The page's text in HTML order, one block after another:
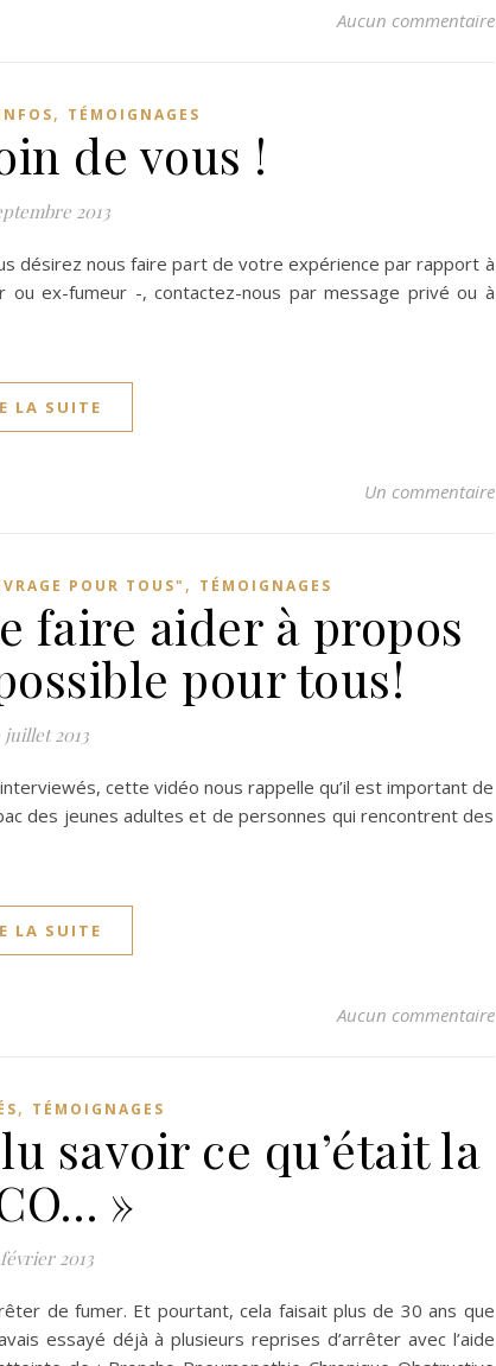
Aucun commentaire
, TÉMOIGNAGES
de vous !
2013
désirez nous faire part de votre expérience par rapport à
ex-fumeur -, contactez-nous par message privé ou à
LA SUITE
Un commentaire
POUR TOUS" , TÉMOIGNAGES
faire aider à propos
pour tous!
juillet 2013
cette vidéo nous rappelle qu’il est important de
des jeunes adultes et de personnes qui rencontrent des
LA SUITE
Aucun commentaire
, TÉMOIGNAGES
savoir ce qu’était la
»
2013
de fumer. Et pourtant, cela faisait plus de 30 ans que
essayé déjà à plusieurs reprises d’arrêter avec l’aide